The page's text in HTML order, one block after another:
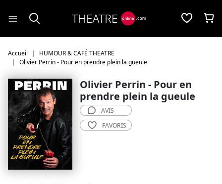
Accueil
HUMOUR & CAFÉ THEATRE
Olivier Perrin - Pour en prendre plein la gueule
Olivier Perrin - Pour en
prendre plein la gueule
AVIS
FAVORIS